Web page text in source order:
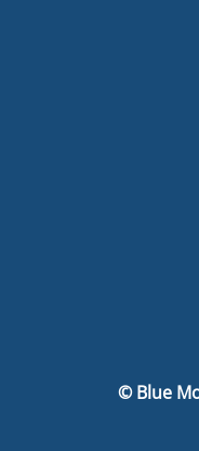
© Blue